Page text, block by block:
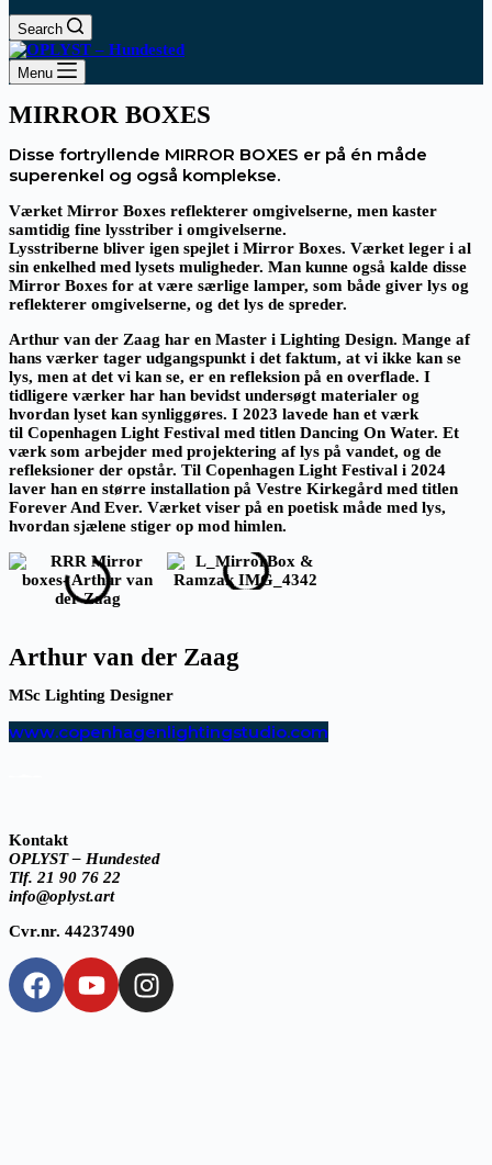
Search
Menu
MIRROR BOXES
Disse fortryllende MIRROR BOXES er på én måde
superenkel og også komplekse.
Værket Mirror Boxes reflekterer omgivelserne, men kaster
samtidig fine lysstriber i omgivelserne.
Lysstriberne bliver igen spejlet i Mirror Boxes. Værket leger i al
sin enkelhed med lysets muligheder. Man kunne også kalde disse
Mirror Boxes for at være særlige lamper, som både giver lys og
reflekterer omgivelserne, og det lys de spreder.
Arthur van der Zaag har en Master i Lighting Design. Mange af
hans værker tager udgangspunkt i det faktum, at vi ikke kan se
lys, men at det vi kan se, er en refleksion på en overflade. I
tidligere værker har han bevidst undersøgt materialer og
hvordan lyset kan synliggøres. I 2023 lavede han et værk
til Copenhagen Light Festival med titlen Dancing On Water. Et
værk som arbejder med projektering af lys på vandet, og de
refleksioner der opstår. Til Copenhagen Light Festival i 2024
laver han en større installation på Vestre Kirkegård med titlen
Forever And Ever. Værket viser på en poetisk måde med lys,
hvordan sjælene stiger op mod himlen.
Arthur van der Zaag
MSc Lighting Designer
www.copenhagenlightingstudio.com
Kontakt
OPLYST – Hundested
Tlf. 21 90 76 22
info@oplyst.art
Cvr.nr. 44237490